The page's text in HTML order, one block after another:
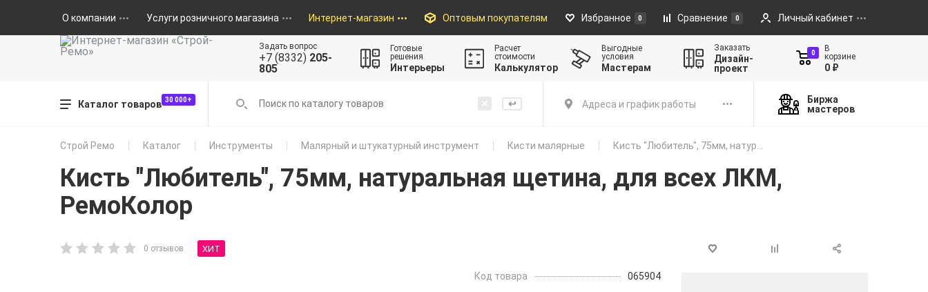
О компании Услуги розничного магазина Интернет-магазин Оптовым покупателям Избранное 0 Сравнение 0 Личный кабинет
Задать вопрос
+7 (8332) 205-
805
Готовые
решения
Интерьеры
Расчет
стоимости
Калькулятор
Выгодные
условия
Мастерам
Заказать
Дизайн-
проект
0
В
корзине
0 ₽
Каталог товаров 30 000+ Адреса и график работы
Биржа
мастеров
Строй Ремо Каталог Инструменты Малярный и штукатурный инструмент Кисти малярные Кисть "Любитель", 75мм, натур...
Кисть "Любитель", 75мм, натуральная щетина, для всех ЛКМ,
РемоКолор
0 отзывов ХИТ
Код товара 065904